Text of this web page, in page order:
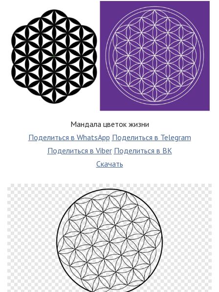
Мандала цветок жизни
Поделиться в WhatsApp Поделиться в Telegram
Поделиться в Viber Поделиться в ВК
Скачать